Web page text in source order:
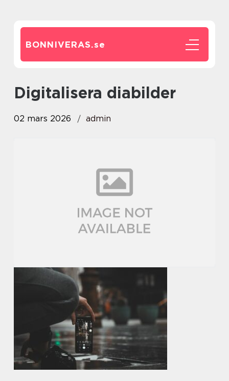
BONNIVERAS.se
digitalisera diabilder
02 mars 2026 admin